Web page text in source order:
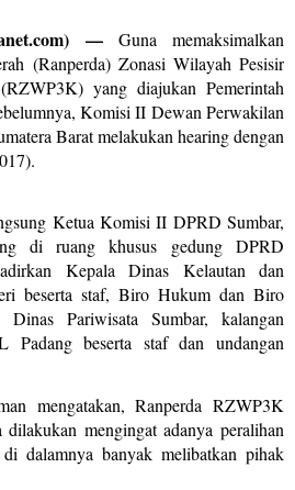
—Guna memaksimalkan
(Ranperda) Zonasi Wilayah Pesisir
yang diajukan Pemerintah
Komisi II Dewan Perwakilan
Barat melakukan hearing dengan
Ketua Komisi II DPRD Sumbar,
di ruang khusus gedung DPRD
Kepala Dinas Kelautan dan
beserta staf, Biro Hukum dan Biro
Dinas Pariwisata Sumbar, kalangan
Padang beserta staf dan undangan
mengatakan, Ranperda RZWP3K
dilakukan mengingat adanya peralihan
dalamnya banyak melibatkan pihak